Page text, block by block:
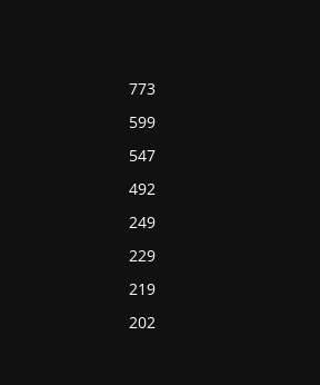
773
599
547
492
249
229
219
202